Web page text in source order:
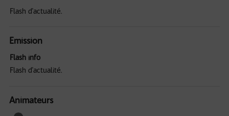
Flash d'actualité.
Emission
Flash info
Flash d'actualité.
Animateurs